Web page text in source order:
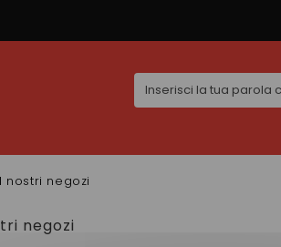
I nostri negozi
negozi